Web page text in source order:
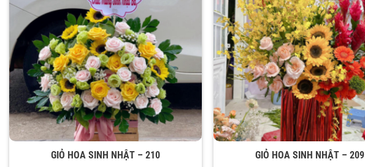
GIỎ HOA SINH NHẬT – 210 GIỎ HOA SINH NHẬT – 209